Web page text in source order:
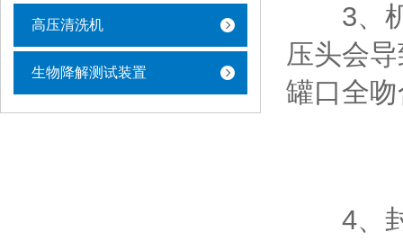
高压清洗机
生物降解测试装置
3、机
压头会
罐口全
4、封